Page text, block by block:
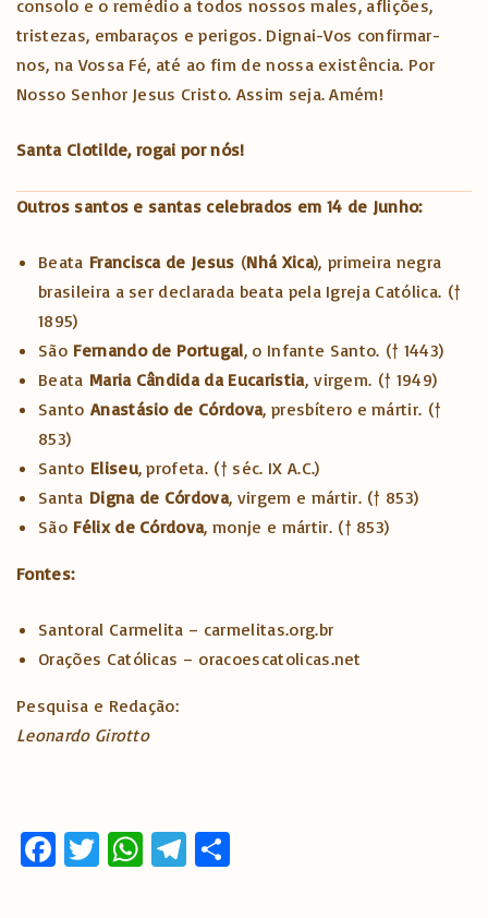
consolo e o remédio a todos nossos males, aflições,
tristezas, embaraços e perigos. Dignai-Vos confirmar-
nos, na Vossa Fé, até ao fim de nossa existência. Por
Nosso Senhor Jesus Cristo. Assim seja. Amém!
Santa Clotilde, rogai por nós!
Outros santos e santas celebrados em 14 de Junho:
Beata Francisca de Jesus (Nhá Xica), primeira negra
brasileira a ser declarada beata pela Igreja Católica. (†
1895)
São Fernando de Portugal, o Infante Santo. († 1443)
Beata Maria Cândida da Eucaristia, virgem. († 1949)
Santo Anastásio de Córdova, presbítero e mártir. (†
853)
Santo Eliseu, profeta. († séc. IX A.C.)
Santa Digna de Córdova, virgem e mártir. († 853)
São Félix de Córdova, monje e mártir. († 853)
Fontes:
Santoral Carmelita – carmelitas.org.br
Orações Católicas – oracoescatolicas.net
Pesquisa e Redação:
Leonardo Girotto
Fa T
W T